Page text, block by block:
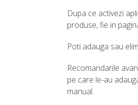
Dupa ce activezi
produse, fie in
Poti adauga sau
Recomandarile
pe care le-au
manual.